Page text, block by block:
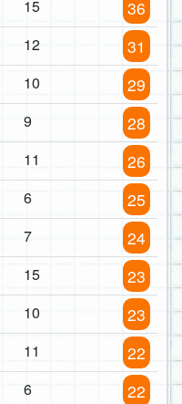
15 36
12 31
10 29
9 28
11 26
6 25
7 24
15 23
10 23
11 22
6 22